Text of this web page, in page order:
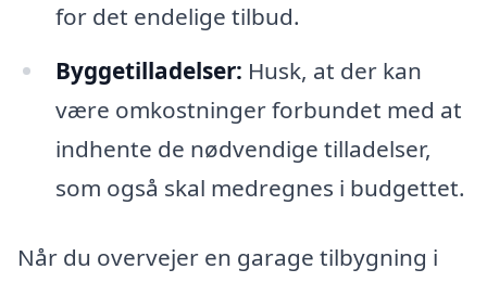
for det endelige tilbud.
Byggetilladelser: Husk, at der kan
være omkostninger forbundet med at
indhente de nødvendige tilladelser,
som også skal medregnes i budgettet.
Når du overvejer en garage tilbygning i